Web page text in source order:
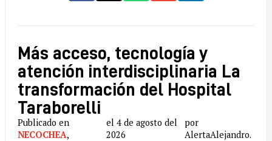
Más acceso, tecnología y
atención interdisciplinaria La
transformación del Hospital
Taraborelli
Publicado en
NECOCHEA,
el 4 de agosto del
2026
por
AlertaAlejandro.